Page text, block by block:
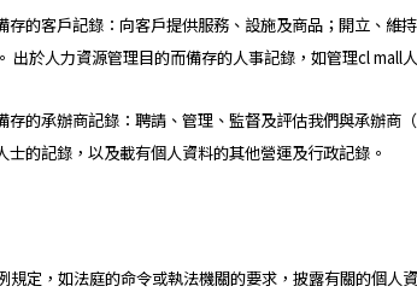
存的客戶記錄：向客戶提供服務、設施及商品；開立、
出於人力資源管理目的而備存的人事記錄，如管理cl mall
存的承辦商記錄：聘請、管理、監督及評估我們與承辦
士的記錄，以及載有個人資料的其他營運及行政記錄。
規定，如法庭的命令或執法機關的要求，披露有關的個